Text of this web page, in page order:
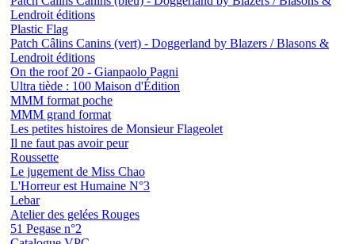
Lendroit éditions
Plastic Flag
Patch Câlins Canins (vert) - Doggerland by Blazers / Blasons &
Lendroit éditions
On the roof 20 - Gianpaolo Pagni
Ultra tiède : 100 Maison d'Édition
MMM format poche
MMM grand format
Les petites histoires de Monsieur Flageolet
Il ne faut pas avoir peur
Roussette
Le jugement de Miss Chao
L'Horreur est Humaine N°3
Lebar
Atelier des gelées Rouges
51 Pegase n°2